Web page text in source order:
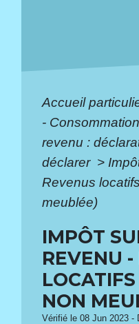
Accueil
- Consommation
revenu :
déclarer >
Revenus
meublée)
IMPÔT
REVENU
NON
Vérifié le 08 Jun 2023 -